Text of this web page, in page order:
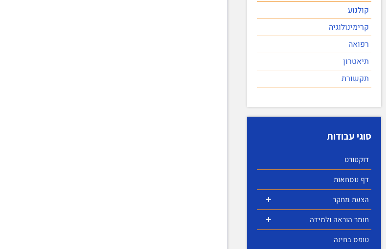
קולנוע
קרימינולוגיה
רפואה
תיאטרון
תקשורת
סוגי עבודות
דוקטורט
דף נוסחאות
+ הצעת מחקר
+
חומר הוראה ולמידה
טופס בחינה